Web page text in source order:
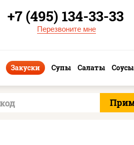
+7 (495) 134-33-33
Перезвоните мне
Закуски Супы Салаты Соусы